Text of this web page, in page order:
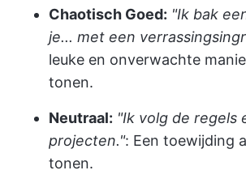
Chaotisch Goed: "Ik bak
je... met een
leuke en onverwachte
tonen.
Neutraal: "Ik volg de regels
projecten.": Een toewijding
tonen.